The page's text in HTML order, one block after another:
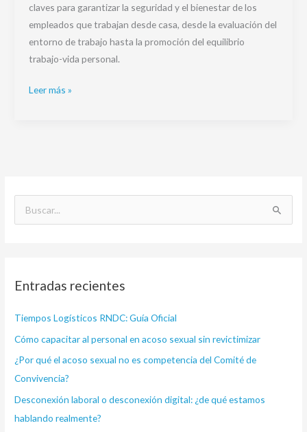
claves para garantizar la seguridad y el bienestar de los
empleados que trabajan desde casa, desde la evaluación del
entorno de trabajo hasta la promoción del equilibrio
trabajo-vida personal.
Leer más »
a
p
o
r
:
Entradas recientes
Tiempos Logísticos RNDC: Guía Oficial
Cómo capacitar al personal en acoso sexual sin revictimizar
¿Por qué el acoso sexual no es competencia del Comité de
Convivencia?
Desconexión laboral o desconexión digital: ¿de qué estamos
hablando realmente?